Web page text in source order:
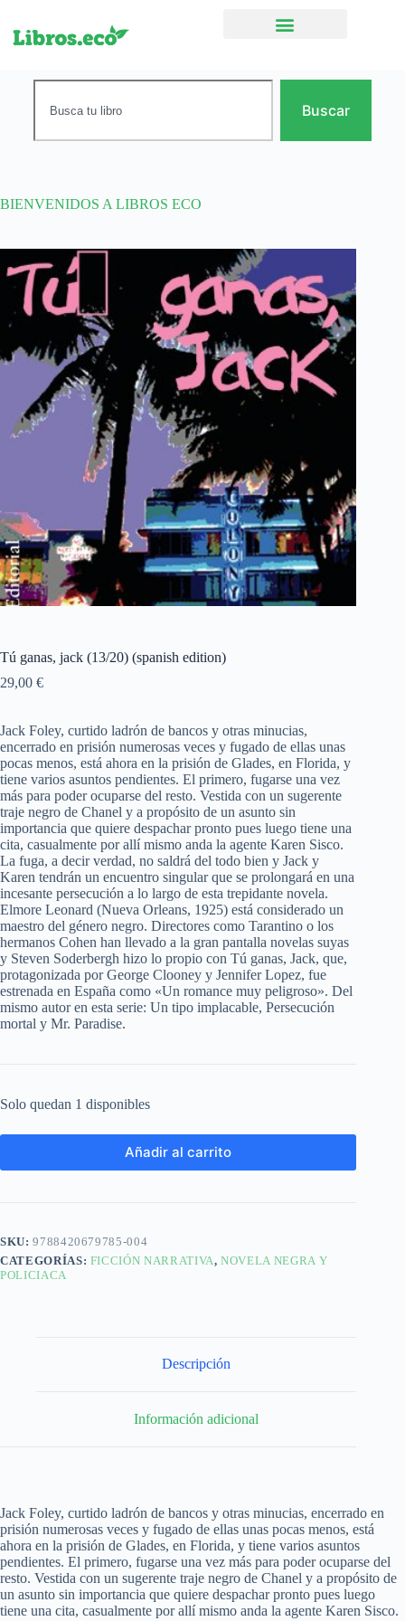
Buscar
BIENVENIDOS A LIBROS ECO
Tú ganas, jack (13/20) (spanish edition)
29,00 €
Jack Foley, curtido ladrón de bancos y otras minucias,
encerrado en prisión numerosas veces y fugado de ellas unas
pocas menos, está ahora en la prisión de Glades, en Florida, y
tiene varios asuntos pendientes. El primero, fugarse una vez
más para poder ocuparse del resto. Vestida con un sugerente
traje negro de Chanel y a propósito de un asunto sin
importancia que quiere despachar pronto pues luego tiene una
cita, casualmente por allí mismo anda la agente Karen Sisco.
La fuga, a decir verdad, no saldrá del todo bien y Jack y
Karen tendrán un encuentro singular que se prolongará en una
incesante persecución a lo largo de esta trepidante novela.
Elmore Leonard (Nueva Orleans, 1925) está considerado un
maestro del género negro. Directores como Tarantino o los
hermanos Cohen han llevado a la gran pantalla novelas suyas
y Steven Soderbergh hizo lo propio con Tú ganas, Jack, que,
protagonizada por George Clooney y Jennifer Lopez, fue
estrenada en España como «Un romance muy peligroso». Del
mismo autor en esta serie: Un tipo implacable, Persecución
mortal y Mr. Paradise.
Solo quedan 1 disponibles
Añadir al carrito
SKU:9788420679785-004
CATEGORÍAS: FICCIÓN NARRATIVA,NOVELA NEGRA Y
POLICIACA
Descripción
Información adicional
Jack Foley, curtido ladrón de bancos y otras minucias, encerrado en
prisión numerosas veces y fugado de ellas unas pocas menos, está
ahora en la prisión de Glades, en Florida, y tiene varios asuntos
pendientes. El primero, fugarse una vez más para poder ocuparse del
resto. Vestida con un sugerente traje negro de Chanel y a propósito de
un asunto sin importancia que quiere despachar pronto pues luego
tiene una cita, casualmente por allí mismo anda la agente Karen Sisco.